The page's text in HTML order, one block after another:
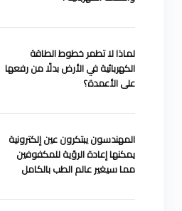
لماذا لا تطمر خطوط الطاقة
الكهربائية في الأرض بدلًا من رفعها
على الأعمدة؟
المهندسون يبتكرون عين إلكترونية
يمكنها إعادة الرؤية للمكفوفين
مما سيغير عالم الطب بالكامل